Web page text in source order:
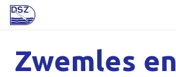
Zwemles en